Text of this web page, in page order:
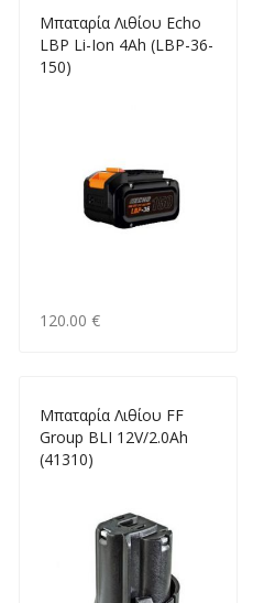
Μπαταρία Λιθίου Echo
LBP Li-Ion 4Ah (LBP-36-
150)
120.00 €
Μπαταρία Λιθίου FF
Group ΒLΙ 12V/2.0Ah
(41310)